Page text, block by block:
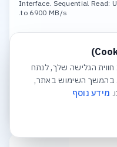
Interface. Sequential Read:
to 6900 MB/s.
מחיר
יש ללחוץ על כפתור
הגלישה שלך, לנתח
בהמשך השימוש באתר,
מידע נוסף